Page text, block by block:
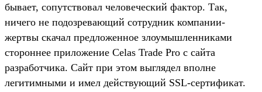
бывает, сопутствовал человеческий фактор. Так,
ничего не подозревающий сотрудник компании-
жертвы скачал предложенное злоумышленниками
стороннее приложение Celas Trade Pro с сайта
разработчика. Сайт при этом выглядел вполне
легитимными и имел действующий SSL-сертификат.